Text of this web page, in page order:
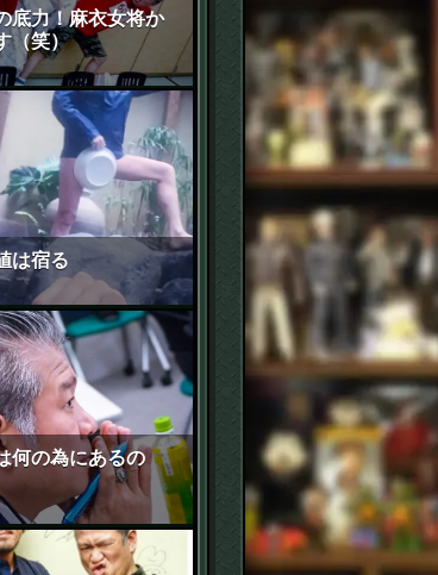
底力！麻衣女将か
（笑）
は宿る
何の為にあるの